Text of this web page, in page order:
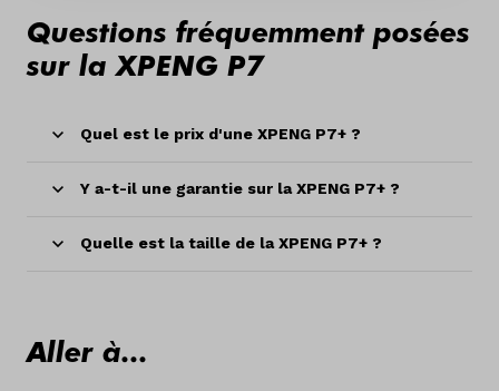
Questions fréquemment posées
sur la XPENG P7
Quel est le prix d'une XPENG P7+ ?
Y a-t-il une garantie sur la XPENG P7+ ?
Quelle est la taille de la XPENG P7+ ?
Aller à...